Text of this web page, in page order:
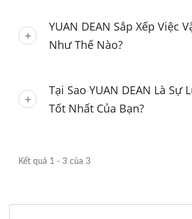
YUAN DEAN Sắp Xếp Việc
Như Thế Nào?
Tại Sao YUAN DEAN Là Sự
Tốt Nhất Của Bạn?
Kết quả 1 - 3 của 3